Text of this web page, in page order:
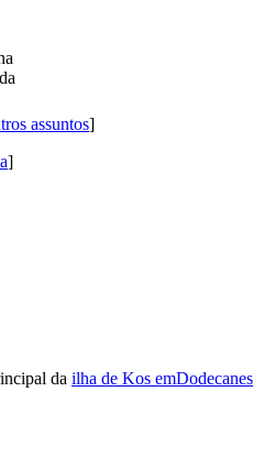
assuntos]
]
da ilha de Kos em